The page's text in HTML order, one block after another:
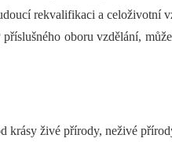
rekvalifikaci a celoživotní
oboru vzdělání,
krásy živé přírody, neživé